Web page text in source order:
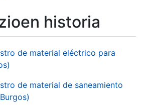
historia
de material eléctrico para
de material de saneamiento